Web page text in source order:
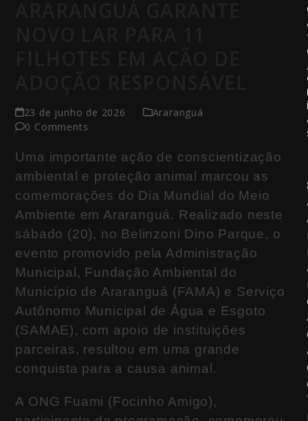
23 de junho de 2026
Araranguá
0 Comments
Uma importante ação de conscientização
ambiental e proteção animal marcou as
comemorações do Dia Mundial do Meio
Ambiente em Araranguá. Realizado neste
sábado (20), no Belinzoni Dino Parque, o
evento promovido pela Administração
Municipal, Fundação Ambiental do
Município de Araranguá (FAMA) e Serviço
Autônomo Municipal de Água e Esgoto
(SAMAE), com apoio de instituições
parceiras, resultou em uma grande
conquista para a causa animal.
A ONG Fuami (Focinho Amigo),